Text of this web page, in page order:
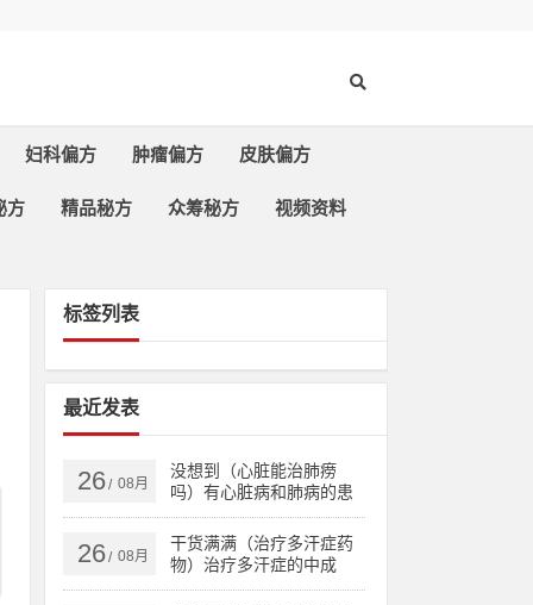
妇科偏方 肿瘤偏方 皮肤偏方
方 精品秘方 众筹秘方 视频资料
标签列表
最近发表
26/ 08月
没想到（心脏能治肺痨
吗）有心脏病和肺病的患
者，治多种心脏病、肺结
核、肺病，
26/ 08月
干货满满（治疗多汗症药
物）治疗多汗症的中成
药，治多汗症验方，